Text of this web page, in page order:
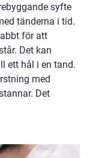
syfte
tänderna i tid.
för att
Det kan
ett hål i en tand.
med
Det